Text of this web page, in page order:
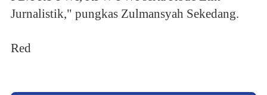
Jurnalistik," pungkas Zulmansyah Sekedang.
Red